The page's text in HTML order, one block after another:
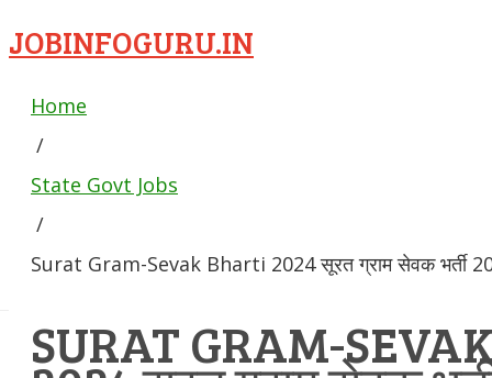
JOBINFOGURU.IN
Home
/
State Govt Jobs
/
Surat Gram-Sevak Bharti 2024 सूरत ग्राम सेवक भर्ती
SURAT GRAM-